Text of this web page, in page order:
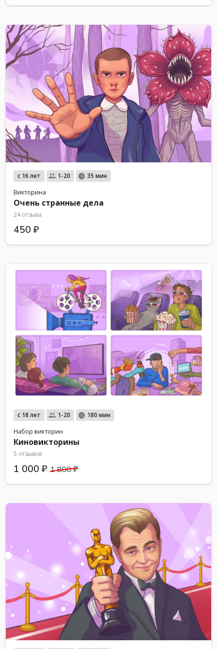
с 16 лет 1-20 35 мин
Викторина
Очень странные дела
24 отзыва
450 ₽
с 18 лет 1-20 180 мин
Набор викторин
Киновикторины
5 отзывов
1 000 ₽ 1 800 ₽